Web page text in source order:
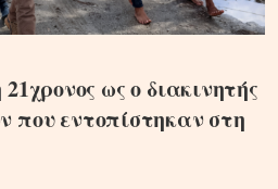
ως ο διακινητής
που εντοπίστηκαν στη